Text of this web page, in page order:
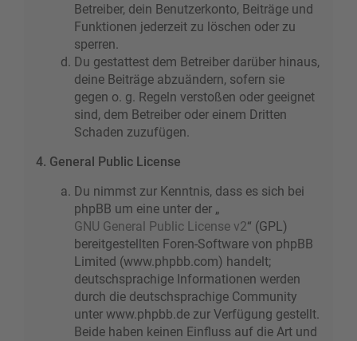
Betreiber, dein Benutzerkonto, Beiträge und
Funktionen jederzeit zu löschen oder zu
sperren.
Du gestattest dem Betreiber darüber hinaus,
deine Beiträge abzuändern, sofern sie
gegen o. g. Regeln verstoßen oder geeignet
sind, dem Betreiber oder einem Dritten
Schaden zuzufügen.
4. General Public License
Du nimmst zur Kenntnis, dass es sich bei
phpBB um eine unter der „
GNU General Public License v2“ (GPL)
bereitgestellten Foren-Software von phpBB
Limited (www.phpbb.com) handelt;
deutschsprachige Informationen werden
durch die deutschsprachige Community
unter www.phpbb.de zur Verfügung gestellt.
Beide haben keinen Einfluss auf die Art und